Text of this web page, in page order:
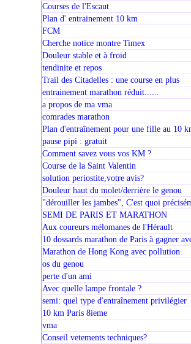
Courses de l'Escaut
Plan d' entrainement 10 km
FCM
Cherche notice montre Timex
Douleur stable et à froid
tendinite et repos
Trail des Citadelles : une course en plus
entrainement marathon réduit......
a propos de ma vma
comrades marathon
Plan d'entraînement pour une fille au 10
pause pipi : gratuit
Comment savez vous vos KM ?
Course de la Saint Valentin
solution periostite,votre avis?
Douleur haut du molet/derrière le genou
"dérouiller les jambes", C'est quoi
SEMI DE PARIS ET MARATHON
Aux coureurs mélomanes de l'Hérault
10 dossards marathon de Paris à gagner
Marathon de Hong Kong avec pollution.
os du genou
perte d'un ami
Avec quelle lampe frontale ?
semi: quel type d'entraînement privilégier
10 km Paris 8ieme
vma
Conseil vetements techniques?